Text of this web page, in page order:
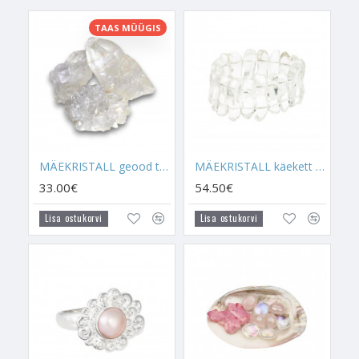
meie Maal. Mäekristalli on kristall, mida Maa on kõige rohkem
loonud ja seda põhjusega. Mäekristall on suurepärane
tervendaja, puhastaja, aktiveerija, filtreerija ja energiate edasi
kandja. Mäekristalli leidub üle maailma väga paljudes
erinevates riikides nagu näiteks
USA-s, Brasiilias,
Madagaskariljne. Mäekristall koosneb ränidioksiidist ja see
kuulub silikaatide mineraaligruppi. Mäekristall on oma
tekstuurilt läbipaistev kuni tuhm, täiesti läbipaistmatu.
Mäekristallile on omased praod ja täiesti selget Mäekristalli
leidub üldiselt vähe. Mäekristalli hind sõltub samuti selle
väljanägemisest ja ehtsusest. Mäekristalli on lihtne järgi teha,
seega on turul ka väga palju tehiskristalle. Vaid naturaalsetes
poolvääriskivides peituvad need energiaomadused, millest ma
teile kirjutan. La Tene kristallid on naturaalsed.
maailmas. Kui sul ei ole veel mitte ühtegi kristalli ja sa soovid
sellesse maailma astuda, siis on just Mäekristall sinu esimene
valik. Hoides Mäekristalli oma läheduses on sul energiaid alati
lihtsam tunnetada ja mõista. Tegemist on selgustunde ja
TAAS MÜÜGIS
MÄEKRISTALL geood tipuga
33.00€
Lisa ostukorvi
MÄEKRISTALL käekett (6*26 mm kristalliga)
54.50€
Lisa ostukorvi